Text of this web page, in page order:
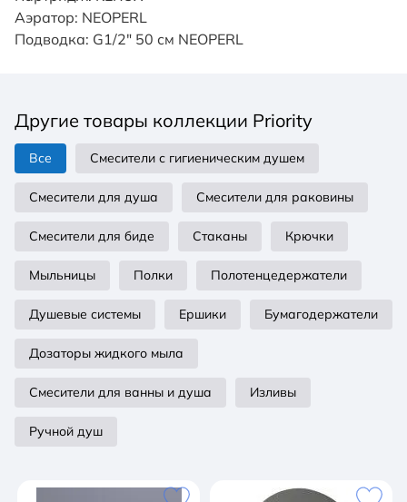
Аэратор: NEOPERL
Подводка: G1/2" 50 см NEOPERL
Другие товары коллекции Priority
Все Смесители с гигиеническим душем
Смесители для душа Смесители для раковины
Смесители для биде Стаканы Крючки
Мыльницы Полки Полотенцедержатели
Душевые системы Ершики Бумагодержатели
Дозаторы жидкого мыла
Смесители для ванны и душа Изливы
Ручной душ